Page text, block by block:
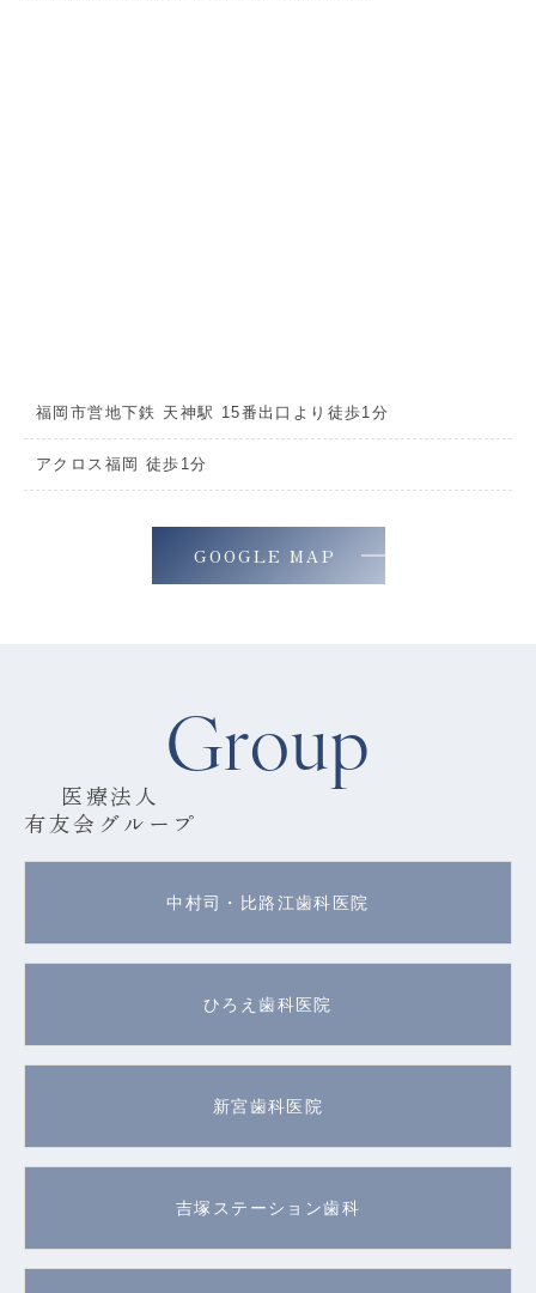
福岡市営地下鉄 天神駅 15番出口より徒歩1分
アクロス福岡 徒歩1分
GOOGLE MAP
Group
医療法人
有友会グループ
中村司・比路江歯科医院
ひろえ歯科医院
新宮歯科医院
吉塚ステーション歯科